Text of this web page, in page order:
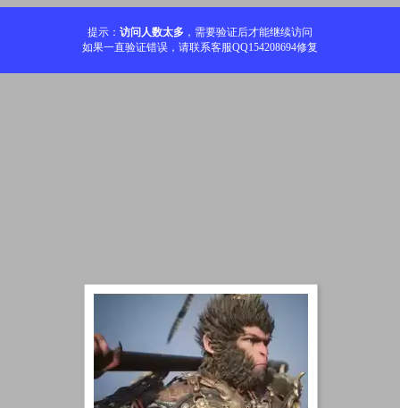
提示： 访问人数太多 ，需要验证后才能继续访问
如果一直验证错误，请联系客服QQ154208694修复
加载中